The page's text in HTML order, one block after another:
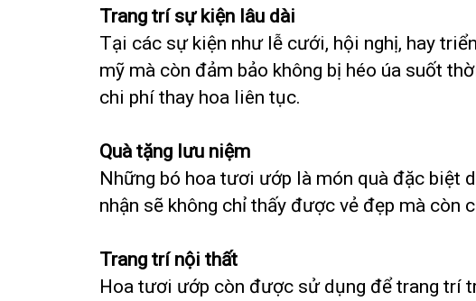
Trang trí sự kiện lâu dài
Tại các sự kiện như lễ cưới, hội nghị, hay
mỹ mà còn đảm bảo không bị héo úa suốt
chi phí thay hoa liên tục.
Quà tặng lưu niệm
Những bó hoa tươi ướp là món quà đặc biệt
nhận sẽ không chỉ thấy được vẻ đẹp mà
Trang trí nội thất
Hoa tươi ướp còn được sử dụng để trang trí